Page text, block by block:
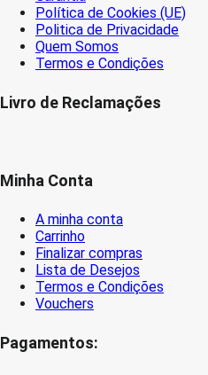
Política de Cookies (UE)
Politica de Privacidade
Quem Somos
Termos e Condições
Livro de Reclamações
Minha Conta
A minha conta
Carrinho
Finalizar compras
Lista de Desejos
Termos e Condições
Vouchers
Pagamentos: